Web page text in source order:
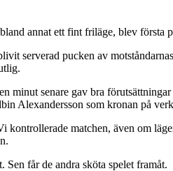
annat ett fint friläge, blev första
serverad pucken av
minut senare gav bra
Alexandersson som kronan på
matchen, även om
får de andra sköta spelet framåt.